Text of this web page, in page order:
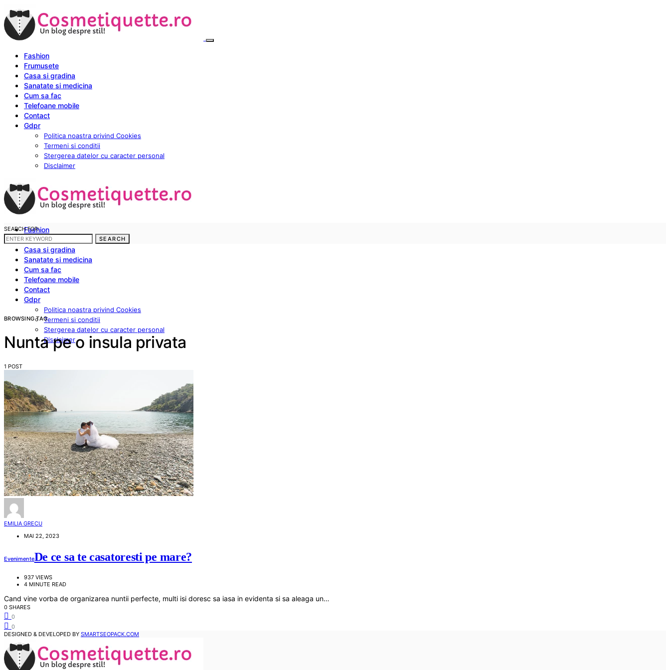
Fashion
Frumusete
Casa si gradina
Sanatate si medicina
Cum sa fac
Telefoane mobile
Contact
Gdpr
Politica noastra privind Cookies
Termeni si conditii
Stergerea datelor cu caracter personal
Disclaimer
Fashion
Frumusete
Casa si gradina
Sanatate si medicina
Cum sa fac
Telefoane mobile
Contact
Gdpr
Politica noastra privind Cookies
Termeni si conditii
Stergerea datelor cu caracter personal
Disclaimer
SEARCH FOR:
SEARCH
BROWSING TAG
Nunta pe o insula privata
1 POST
EMILIA GRECU
MAI 22, 2023
EvenimenteDe ce sa te casatoresti pe mare?
937 VIEWS
4 MINUTE READ
Cand vine vorba de organizarea nuntii perfecte, multi isi doresc sa iasa in evidenta si sa aleaga un…
0 SHARES
0
0
DESIGNED & DEVELOPED BY SMARTSEOPACK.COM